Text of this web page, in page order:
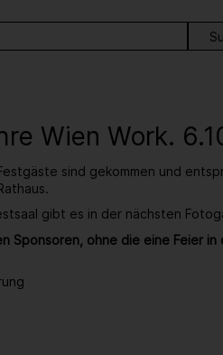
Wien Work.
sind gekommen und
gibt es in der nächsten
Sponsoren, ohne die eine Feier